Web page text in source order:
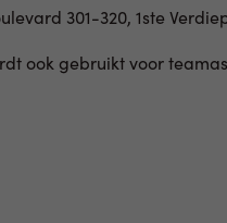
301-320, 1ste
ook gebruikt voor